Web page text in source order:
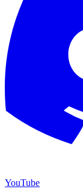
YouTube